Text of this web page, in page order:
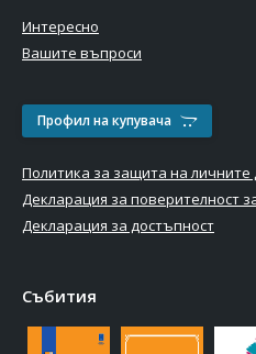
Интересно
Вашите въпроси
Профил на купувача
Политика за защита на личните
Декларация за поверителност
Декларация за достъпност
Събития